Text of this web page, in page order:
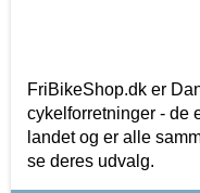
FriBikeShop.dk er
cykelforretninger - de
landet og er alle
se deres udvalg.